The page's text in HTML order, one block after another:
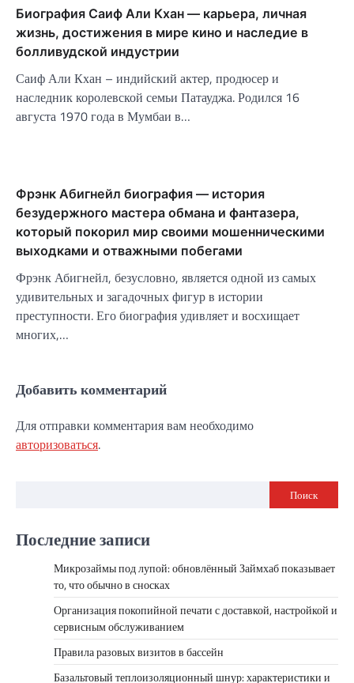
Биография Саиф Али Кхан — карьера, личная
жизнь, достижения в мире кино и наследие в
болливудской индустрии
Саиф Али Кхан – индийский актер, продюсер и
наследник королевской семьи Патауджа. Родился 16
августа 1970 года в Мумбаи в…
Фрэнк Абигнейл биография — история
безудержного мастера обмана и фантазера,
который покорил мир своими мошенническими
выходками и отважными побегами
Фрэнк Абигнейл, безусловно, является одной из самых
удивительных и загадочных фигур в истории
преступности. Его биография удивляет и восхищает
многих,…
Добавить комментарий
Для отправки комментария вам необходимо
авторизоваться.
Поиск
Последние записи
Микрозаймы под лупой: обновлённый Займхаб показывает
то, что обычно в сносках
Организация покопийной печати с доставкой, настройкой и
сервисным обслуживанием
Правила разовых визитов в бассейн
Базальтовый теплоизоляционный шнур: характеристики и